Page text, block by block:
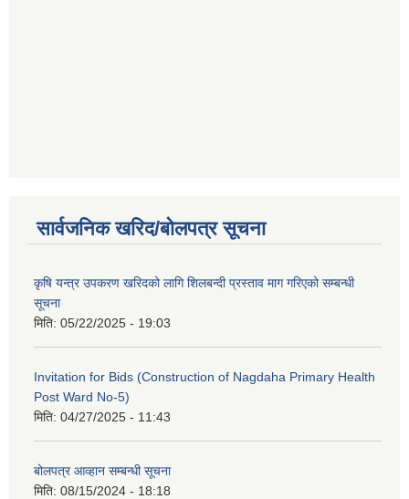
सार्वजनिक खरिद/बोलपत्र सूचना
कृषि यन्त्र उपकरण खरिदको लागि शिलबन्दी प्रस्ताव माग गरिएको सम्बन्धी
सूचना
मिति: 05/22/2025 - 19:03
Invitation for Bids (Construction of Nagdaha Primary Health
Post Ward No-5)
मिति: 04/27/2025 - 11:43
बोलपत्र आव्हान सम्बन्धी सूचना
मिति: 08/15/2024 - 18:18